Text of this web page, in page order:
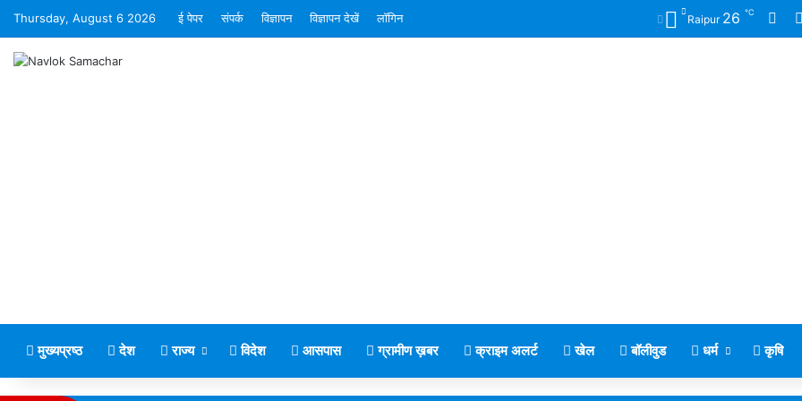
Thursday, August 6 2026 ई पेपर संपर्क विज्ञापन विज्ञापन देखें लॉगिन Raipur 26 ℃
मुख्यप्रष्ठ देश राज्य विदेश आसपास ग्रामीण ख़बर क्राइम अलर्ट खेल बॉलीवुड धर्म कृषि